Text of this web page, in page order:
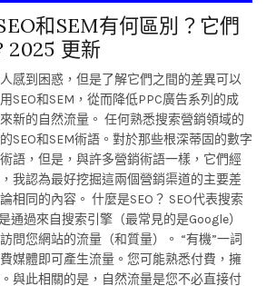
和SEM有何區別？它們
2025 更新
感到困惑，但是了解它們之間的差異可以
SEO和SEM，從而降低PPC廣告系列的成
新的自然流量。 任何熟悉搜索營銷領域的
SEO和SEM術語。對於那些根深蒂固的數字
語，但是，與許多營銷術語一樣，它們經
我認為最好挖掘這兩個營銷渠道的主要差
相同的內容。 什麼是SEO？ SEO代表搜索
通過來自搜索引擎（最常見的是Google）
問您網站的流量（和質量）。 “有機”一詞
媒體即可產生流量。您可能熟悉付費，擁
與此相關的是，自然流量是您不必直接付